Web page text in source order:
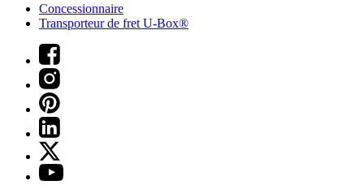
Concessionnaire
Transporteur de fret U-Box®